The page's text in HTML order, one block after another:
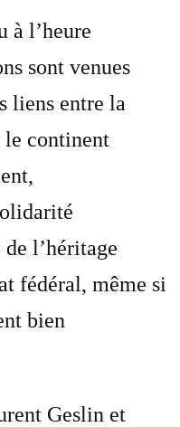
à l’heure
sont venues
liens entre la
le continent
l’héritage
fédéral, même si
bien
Geslin et